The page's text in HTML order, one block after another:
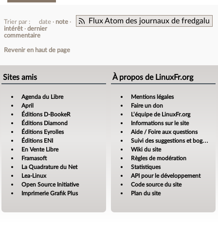
Flux Atom des journaux de fredgalu
Trier par : date
note
intérêt
dernier
commentaire
Revenir en haut de page
Sites amis
Agenda du Libre
April
Éditions D-BookeR
Éditions Diamond
Éditions Eyrolles
Éditions ENI
En Vente Libre
Framasoft
La Quadrature du Net
Lea-Linux
Open Source Initiative
Imprimerie Grafik Plus
À propos de LinuxFr.org
Mentions légales
Faire un don
L’équipe de LinuxFr.org
Informations sur le site
Aide / Foire aux questions
Suivi des suggestions et bogues
Wiki du site
Règles de modération
Statistiques
API pour le développement
Code source du site
Plan du site